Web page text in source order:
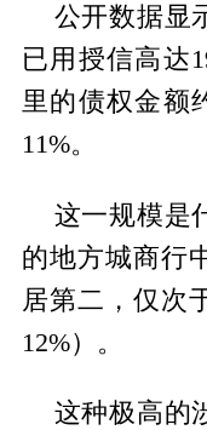
公开数据显
已用授信高达
里的债权金额
11%。
这一规模是
的地方城商行
居第二，仅次
12%）。
这种极高的